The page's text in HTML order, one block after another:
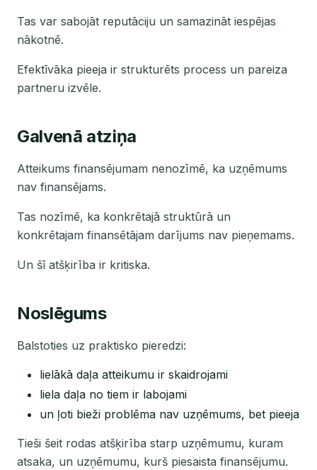
Tas var sabojāt reputāciju un samazināt iespējas
nākotnē.
Efektīvāka pieeja ir strukturēts process un pareiza
partneru izvēle.
Galvenā atziņa
Atteikums finansējumam nenozīmē, ka uzņēmums
nav finansējams.
Tas nozīmē, ka konkrētajā struktūrā un
konkrētajam finansētājam darījums nav pieņemams.
Un šī atšķirība ir kritiska.
Noslēgums
Balstoties uz praktisko pieredzi:
lielākā daļa atteikumu ir skaidrojami
liela daļa no tiem ir labojami
un ļoti bieži problēma nav uzņēmums, bet pieeja
Tieši šeit rodas atšķirība starp uzņēmumu, kuram
atsaka, un uzņēmumu, kurš piesaista finansējumu.